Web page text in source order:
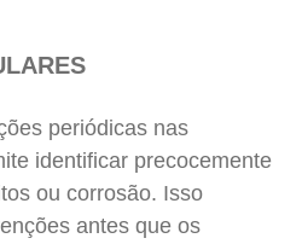
periódicas nas
identificar precocemente
ou corrosão. Isso
antes que os